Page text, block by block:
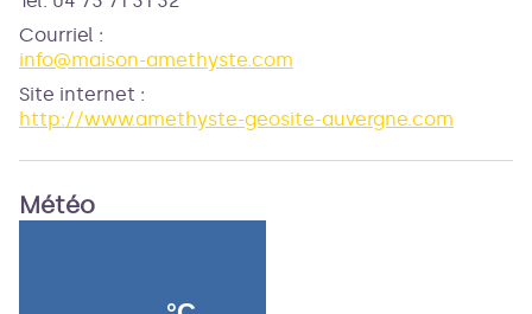
Courriel :
info@maison-amethyste.com
Site internet :
http://www.amethyste-geosite-auvergne.com
Météo